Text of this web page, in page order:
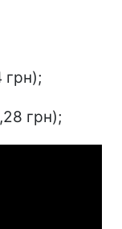
грн);
грн);